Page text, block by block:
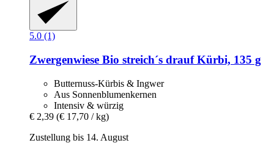
5.0 (1)
Zwergenwiese Bio streich´s drauf Kürbi, 135 g
Butternuss-Kürbis & Ingwer
Aus Sonnenblumenkernen
Intensiv & würzig
€ 2,39 (€ 17,70 / kg)
Zustellung bis 14. August